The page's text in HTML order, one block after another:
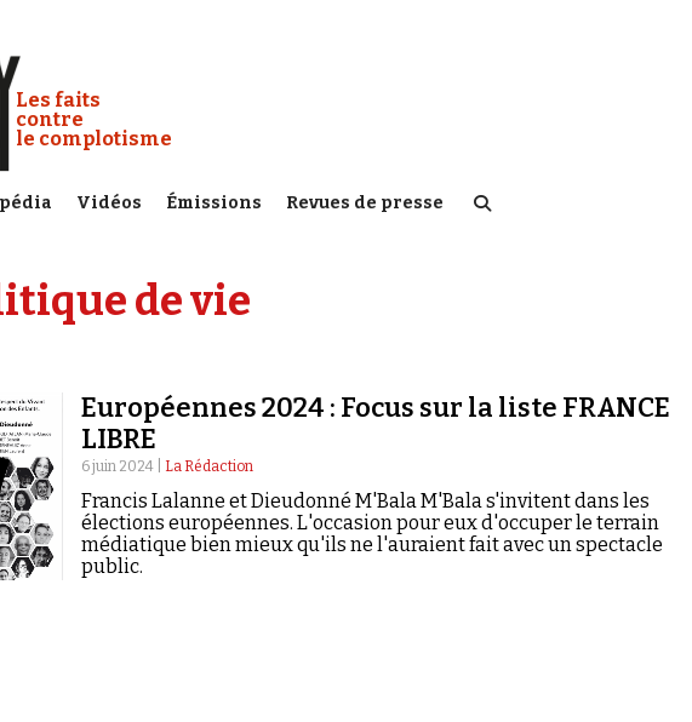
Conspiracy Watch :
Les faits
contre
le complotisme
Vidéos Émissions Revues de presse
de vie
Européennes 2024 : Focus sur la liste FRANCE
LIBRE
6 juin 2024 | La Rédaction
Francis Lalanne et Dieudonné M'Bala M'Bala s'invitent dans les
élections européennes. L'occasion pour eux d'occuper le terrain
médiatique bien mieux qu'ils ne l'auraient fait avec un spectacle
public.